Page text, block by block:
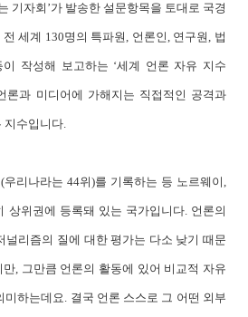
기자회’가 발송한 설문항목을 토대로 국경
세계 130명의 특파원, 언론인, 연구원, 법
작성해 보고하는 ‘세계 언론 자유 지수
론과 미디어에 가해지는 직접적인 공격과
지수입니다.
리나라는 44위)를 기록하는 등 노르웨이,
상위권에 등록돼 있는 국가입니다. 언론의
널리즘의 질에 대한 평가는 다소 낮기 때문
, 그만큼 언론의 활동에 있어 비교적 자유
미하는데요. 결국 언론 스스로 그 어떤 외부